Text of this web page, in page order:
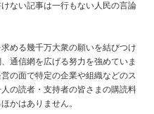
ない記事は一行もない人民の言論
める幾千万大衆の願いを結びつけ
通信網を広げる努力を強めていま
の面で特定の企業や組織などのス
の読者・支持者の皆さまの購読料
かはありません。